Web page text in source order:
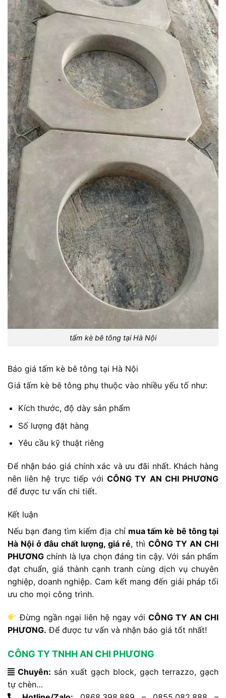
tấm kè bê tông tại Hà Nội
Báo giá tấm kè bê tông tại Hà Nội
Giá tấm kè bê tông phụ thuộc vào nhiều yếu tố như:
Kích thước, độ dày sản phẩm
Số lượng đặt hàng
Yêu cầu kỹ thuật riêng
Để nhận báo giá chính xác và ưu đãi nhất. Khách hàng
nên liên hệ trực tiếp vớiCÔNG TY AN CHI PHƯƠNG
để được tư vấn chi tiết.
Kết luận
Nếu bạn đang tìm kiếm địa chỉ mua tấm kè bê tông tại
Hà Nội ở đâu chất lượng, giá rẻ, thì CÔNG TY AN CHI
PHƯƠNG chính là lựa chọn đáng tin cậy. Với sản phẩm
đạt chuẩn, giá thành cạnh tranh cùng dịch vụ chuyên
nghiệp, doanh nghiệp. Cam kết mang đến giải pháp tối
ưu cho mọi công trình.
Đừng ngần ngại liên hệ ngay vớiCÔNG TY AN CHI
PHƯƠNG. Để được tư vấn và nhận báo giá tốt nhất!
CÔNG TY TNHH AN CHI PHƯƠNG
Chuyên: sản xuất gạch block, gạch terrazzo, gạch
tự chèn…